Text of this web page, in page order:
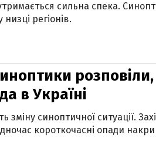
сильна спека.
регіонів.
розповіли,
в Україні
синоптичної ситуації.
короткочасні опади